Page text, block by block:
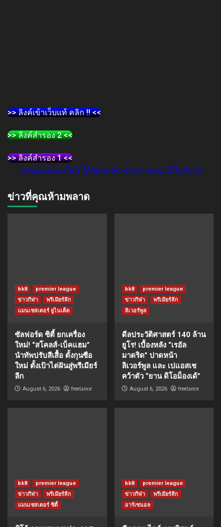
>> ลิงค์เข้าเว็บแท้ คลิก !! <<
>> ลิงค์สำรอง 2 <<
>> ลิงค์สำรอง 1 <<
แทงบอลออนไลน์ ได้ตลอด 24 ชม ฝากถอนได้ไม่จำกัด
ข่าวที่คุณห้ามพลาด
bk8
premier league
ข่าวกีฬา
พรีเมียร์ลีก
แมนเชสเตอร์ ยูไนเต็ด
ซัลฟอร์ด ซิตี้ ยกเครื่อง
ใหม่! “สโคลส์-เบ็คแฮม”
นำทัพปรับสีเสื้อ ตั้งกุนซือ
ใหม่ ตั้งเป้าไต่ฝันสู่พรีเมียร์
ลีก
August 6, 2026 freelance
bk8
premier league
ข่าวกีฬา
พรีเมียร์ลีก
ลิเวอร์พูล
ดีลประวัติศาสตร์ 140 ล้าน
ยูโร! เบื้องหลัง “เรอัล
มาดริด” ปาดหน้า
ลิเวอร์พูล และ เปแอสเช
คว้าตัว “ยาน ดิโอม็องเด้”
August 6, 2026 freelance
bk8
premier league
ข่าวกีฬา
พรีเมียร์ลีก
แมนเชสเตอร์ ซิตี้
bk8
premier league
ข่าวกีฬา
พรีเมียร์ลีก
อาร์เซนอล